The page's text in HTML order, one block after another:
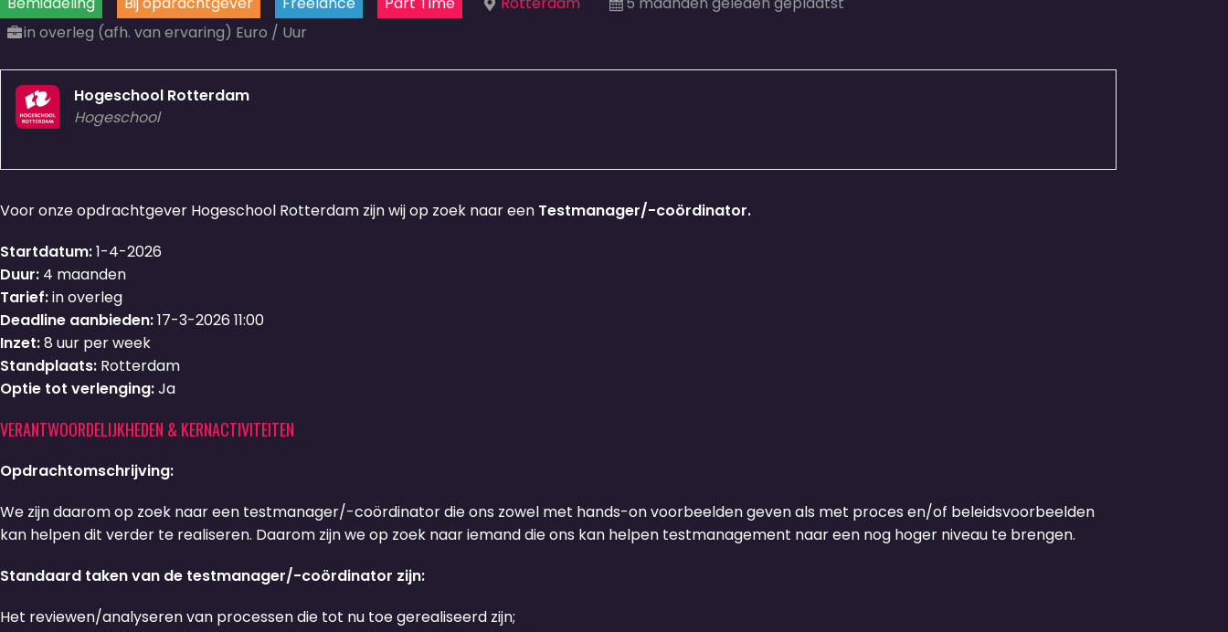
in overleg (afh. van ervaring) Euro / Uur
Hogeschool Rotterdam
Hogeschool
Voor onze opdrachtgever Hogeschool Rotterdam zijn wij op zoek naar een Testmanager/-coördinator.
Startdatum:1-4-2026
Duur: 4 maanden
Tarief:in overleg
Deadline aanbieden:17-3-2026 11:00
Inzet:8 uur per week
Standplaats: Rotterdam
Optie tot verlenging:Ja
VERANTWOORDELIJKHEDEN & KERNACTIVITEITEN
Opdrachtomschrijving:
We zijn daarom op zoek naar een testmanager/-coördinator die ons zowel met hands-on voorbeelden geven als met proces en/of beleidsvoorbeelden
kan helpen dit verder te realiseren. Daarom zijn we op zoek naar iemand die ons kan helpen testmanagement naar een nog hoger niveau te brengen.
Standaard taken van de testmanager/-coördinator zijn:
Het reviewen/analyseren van processen die tot nu toe gerealiseerd zijn;